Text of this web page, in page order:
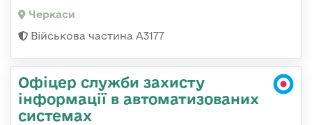
Черкаси
Військова частина А3177
Офіцер служби захисту
інформації в автоматизованих
системах